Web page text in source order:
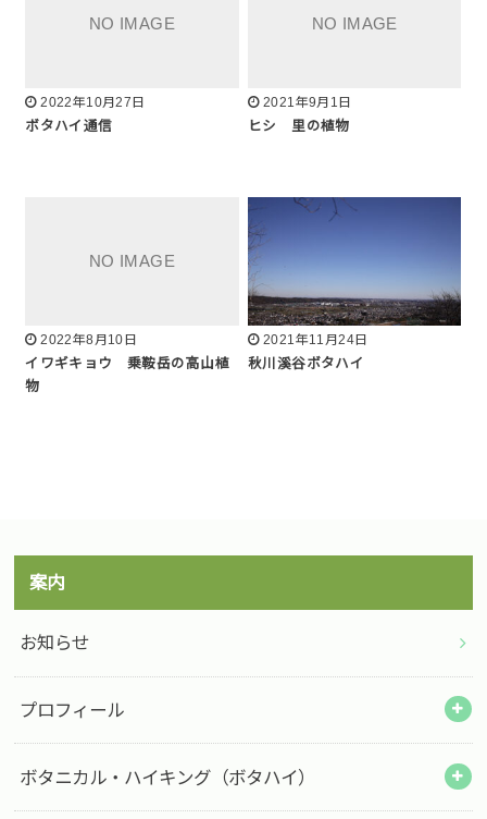
2022年10月27日
ボタハイ通信
2021年9月1日
ヒシ 里の植物
2022年8月10日
イワギキョウ 乗鞍岳の高山植
物
2021年11月24日
秋川溪谷ボタハイ
案内
お知らせ
プロフィール
ボタニカル・ハイキング（ボタハイ）